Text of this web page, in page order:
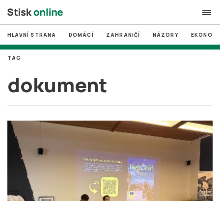
search
# MUNI
# Brno
# volby
login
Zapomněli jste heslo?
Založit nový účet
HLAVNÍ STRANA DOMÁCÍ ZAHRANIČÍ NÁZORY
dokument
TAG